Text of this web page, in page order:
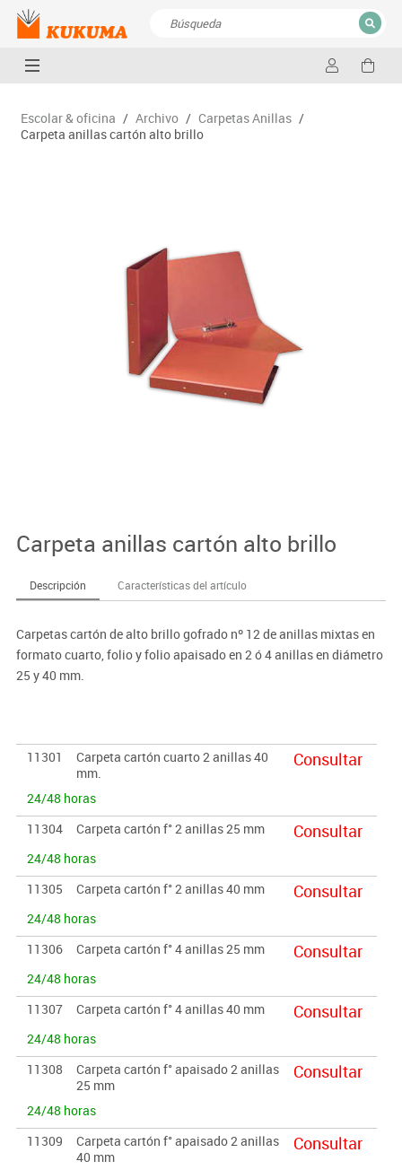
CERRAR
Escolar & oficina / Archivo / Carpetas Anillas /
Carpeta anillas cartón alto brillo
Carpeta anillas cartón alto brillo
Descripción Características del artículo
Carpetas cartón de alto brillo gofrado nº 12 de anillas mixtas en
formato cuarto, folio y folio apaisado en 2 ó 4 anillas en diámetro
25 y 40 mm.
11301
Carpeta cartón cuarto 2 anillas 40
mm.
24/48 horas
Consultar
11304
Carpeta cartón f° 2 anillas 25 mm
24/48 horas
Consultar
11305
Carpeta cartón f° 2 anillas 40 mm
24/48 horas
Consultar
11306
Carpeta cartón f° 4 anillas 25 mm
24/48 horas
Consultar
11307
Carpeta cartón f° 4 anillas 40 mm
24/48 horas
Consultar
11308
Carpeta cartón f° apaisado 2 anillas
25 mm
24/48 horas
Consultar
11309
Carpeta cartón f° apaisado 2 anillas
40 mm
Consultar